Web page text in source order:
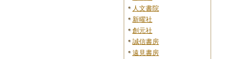
人文書院
新曜社
創元社
誠信書房
遠見書房